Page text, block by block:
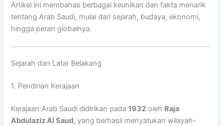
Artikel ini membahas berbagai keunikan dan fakta menarik
tentang Arab Saudi, mulai dari sejarah, budaya, ekonomi,
hingga peran globalnya.
Sejarah dan Latar Belakang
1. Pendirian Kerajaan
Kerajaan Arab Saudi didirikan pada1932 oleh Raja
Abdulaziz Al Saud, yang berhasil menyatukan wilayah-